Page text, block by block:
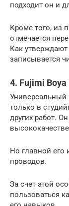
подходит он и
Кроме того, из
отмечается
Как утверждают
записывается
4. Fujimi Boya
Универсальный
только в
других работ.
Но главной его
проводов.
За счет этой
пользоваться